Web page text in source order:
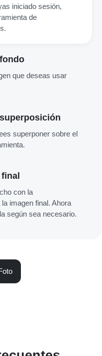
iniciado sesión,
de
que deseas usar
superponer sobre el
final
con la
imagen final. Ahora
según sea necesario.